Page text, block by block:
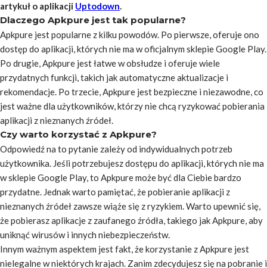
artykuł o aplikacji Uptodown.
Dlaczego Apkpure jest tak popularne?
Apkpure jest popularne z kilku powodów. Po pierwsze, oferuje ono
dostęp do aplikacji, których nie ma w oficjalnym sklepie Google Play.
Po drugie, Apkpure jest łatwe w obsłudze i oferuje wiele
przydatnych funkcji, takich jak automatyczne aktualizacje i
rekomendacje. Po trzecie, Apkpure jest bezpieczne i niezawodne, co
jest ważne dla użytkowników, którzy nie chcą ryzykować pobierania
aplikacji z nieznanych źródeł.
Czy warto korzystać z Apkpure?
Odpowiedź na to pytanie zależy od indywidualnych potrzeb
użytkownika. Jeśli potrzebujesz dostępu do aplikacji, których nie ma
w sklepie Google Play, to Apkpure może być dla Ciebie bardzo
przydatne. Jednak warto pamiętać, że pobieranie aplikacji z
nieznanych źródeł zawsze wiąże się z ryzykiem. Warto upewnić się,
że pobierasz aplikacje z zaufanego źródła, takiego jak Apkpure, aby
uniknąć wirusów i innych niebezpieczeństw.
Innym ważnym aspektem jest fakt, że korzystanie z Apkpure jest
nielegalne w niektórych krajach. Zanim zdecydujesz się na pobranie i